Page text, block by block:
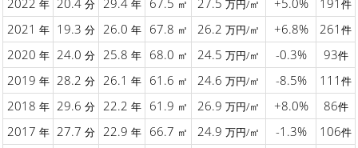
2022 年 20.4 分 29.4 年 67.5 ㎡ 27.5 万円/㎡ +5.0% 191 件
2021 年 19.3 分 26.0 年 67.8 ㎡ 26.2 万円/㎡ +6.8% 261 件
2020 年 24.0 分 25.8 年 68.0 ㎡ 24.5 万円/㎡ -0.3% 93件
2019 年 28.2 分 26.1 年 61.6 ㎡ 24.6 万円/㎡ -8.5% 111 件
2018 年 29.6 分 22.2 年 61.9 ㎡ 26.9 万円/㎡ +8.0% 86件
2017 年 27.7 分 22.9 年 66.7 ㎡ 24.9 万円/㎡ -1.3% 106件